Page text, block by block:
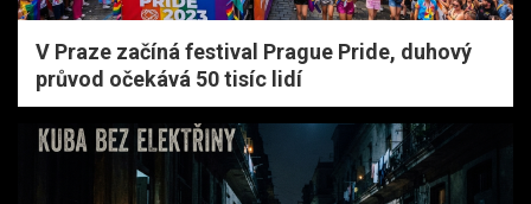
V Praze začíná festival Prague Pride, duhový
průvod očekává 50 tisíc lidí